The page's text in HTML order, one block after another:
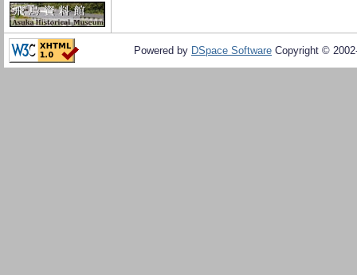
Powered by DSpace Software Copyright ©